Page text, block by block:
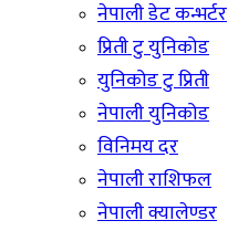
नेपाली डेट कन्भर्टर
प्रिती टु युनिकोड
युनिकोड टु प्रिती
नेपाली युनिकोड
विनिमय दर
नेपाली राशिफल
नेपाली क्यालेण्डर